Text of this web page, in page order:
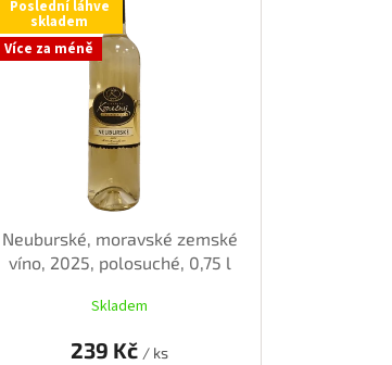
Poslední láhve
skladem
Více za méně
Neuburské, moravské zemské
víno, 2025, polosuché, 0,75 l
Skladem
239 Kč / ks